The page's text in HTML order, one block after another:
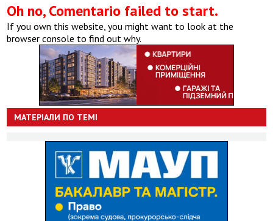
Oh no, Comentario failed to start.
If you own this website, you might want to look at the
browser console to find out why.
МАТЕРІАЛИ ПО ТЕМІ